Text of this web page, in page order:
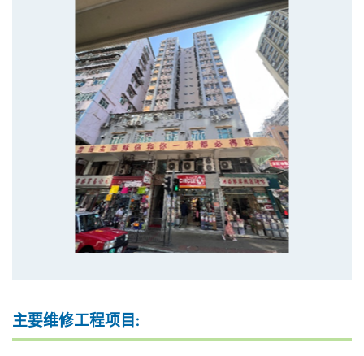
主要维修工程项目: